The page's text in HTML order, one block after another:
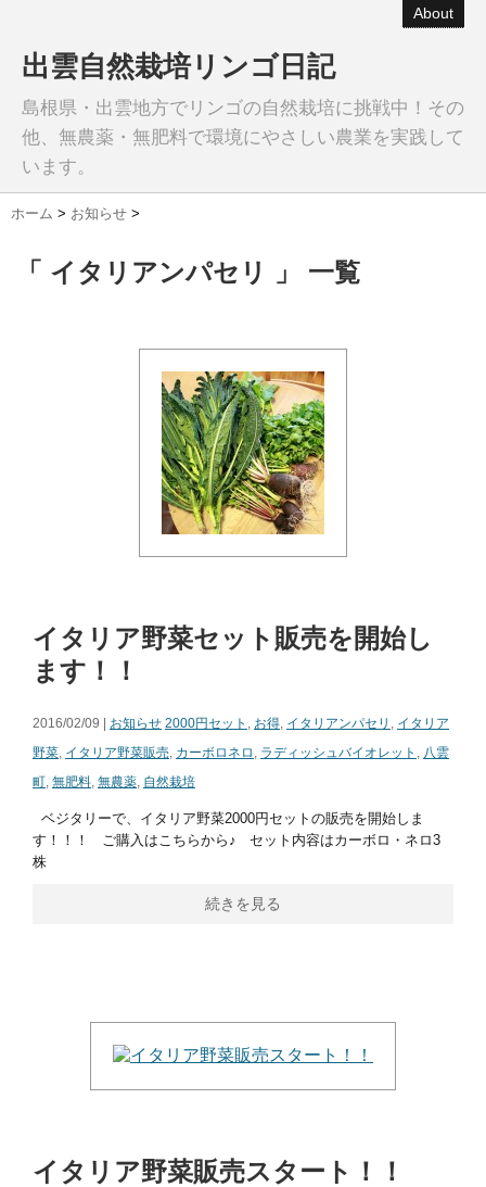
About
出雲自然栽培リンゴ日記
島根県・出雲地方でリンゴの自然栽培に挑戦中！その
他、無農薬・無肥料で環境にやさしい農業を実践して
います。
ホーム > お知らせ >
「 イタリアンパセリ 」 一覧
イタリア野菜セット販売を開始し
ます！！
2016/02/09 | お知らせ 2000円セット , お得, イタリアンパセリ , イタリア
野菜, イタリア野菜販売, カーボロネロ , ラディッシュバイオレット , 八雲
町, 無肥料, 無農薬, 自然栽培
ベジタリーで、イタリア野菜2000円セットの販売を開始しま
す！！！ ご購入はこちらから♪ セット内容はカーボロ・ネロ3
株
続きを見る
イタリア野菜販売スタート！！